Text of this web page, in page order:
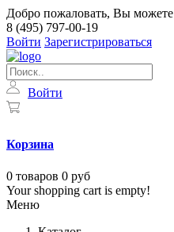
Добро пожаловать, Вы можете
8 (495) 797-00-19
Войти Зарегистрироваться
Войти
Корзина
0 товаров 0 руб
Your shopping cart is empty!
Меню